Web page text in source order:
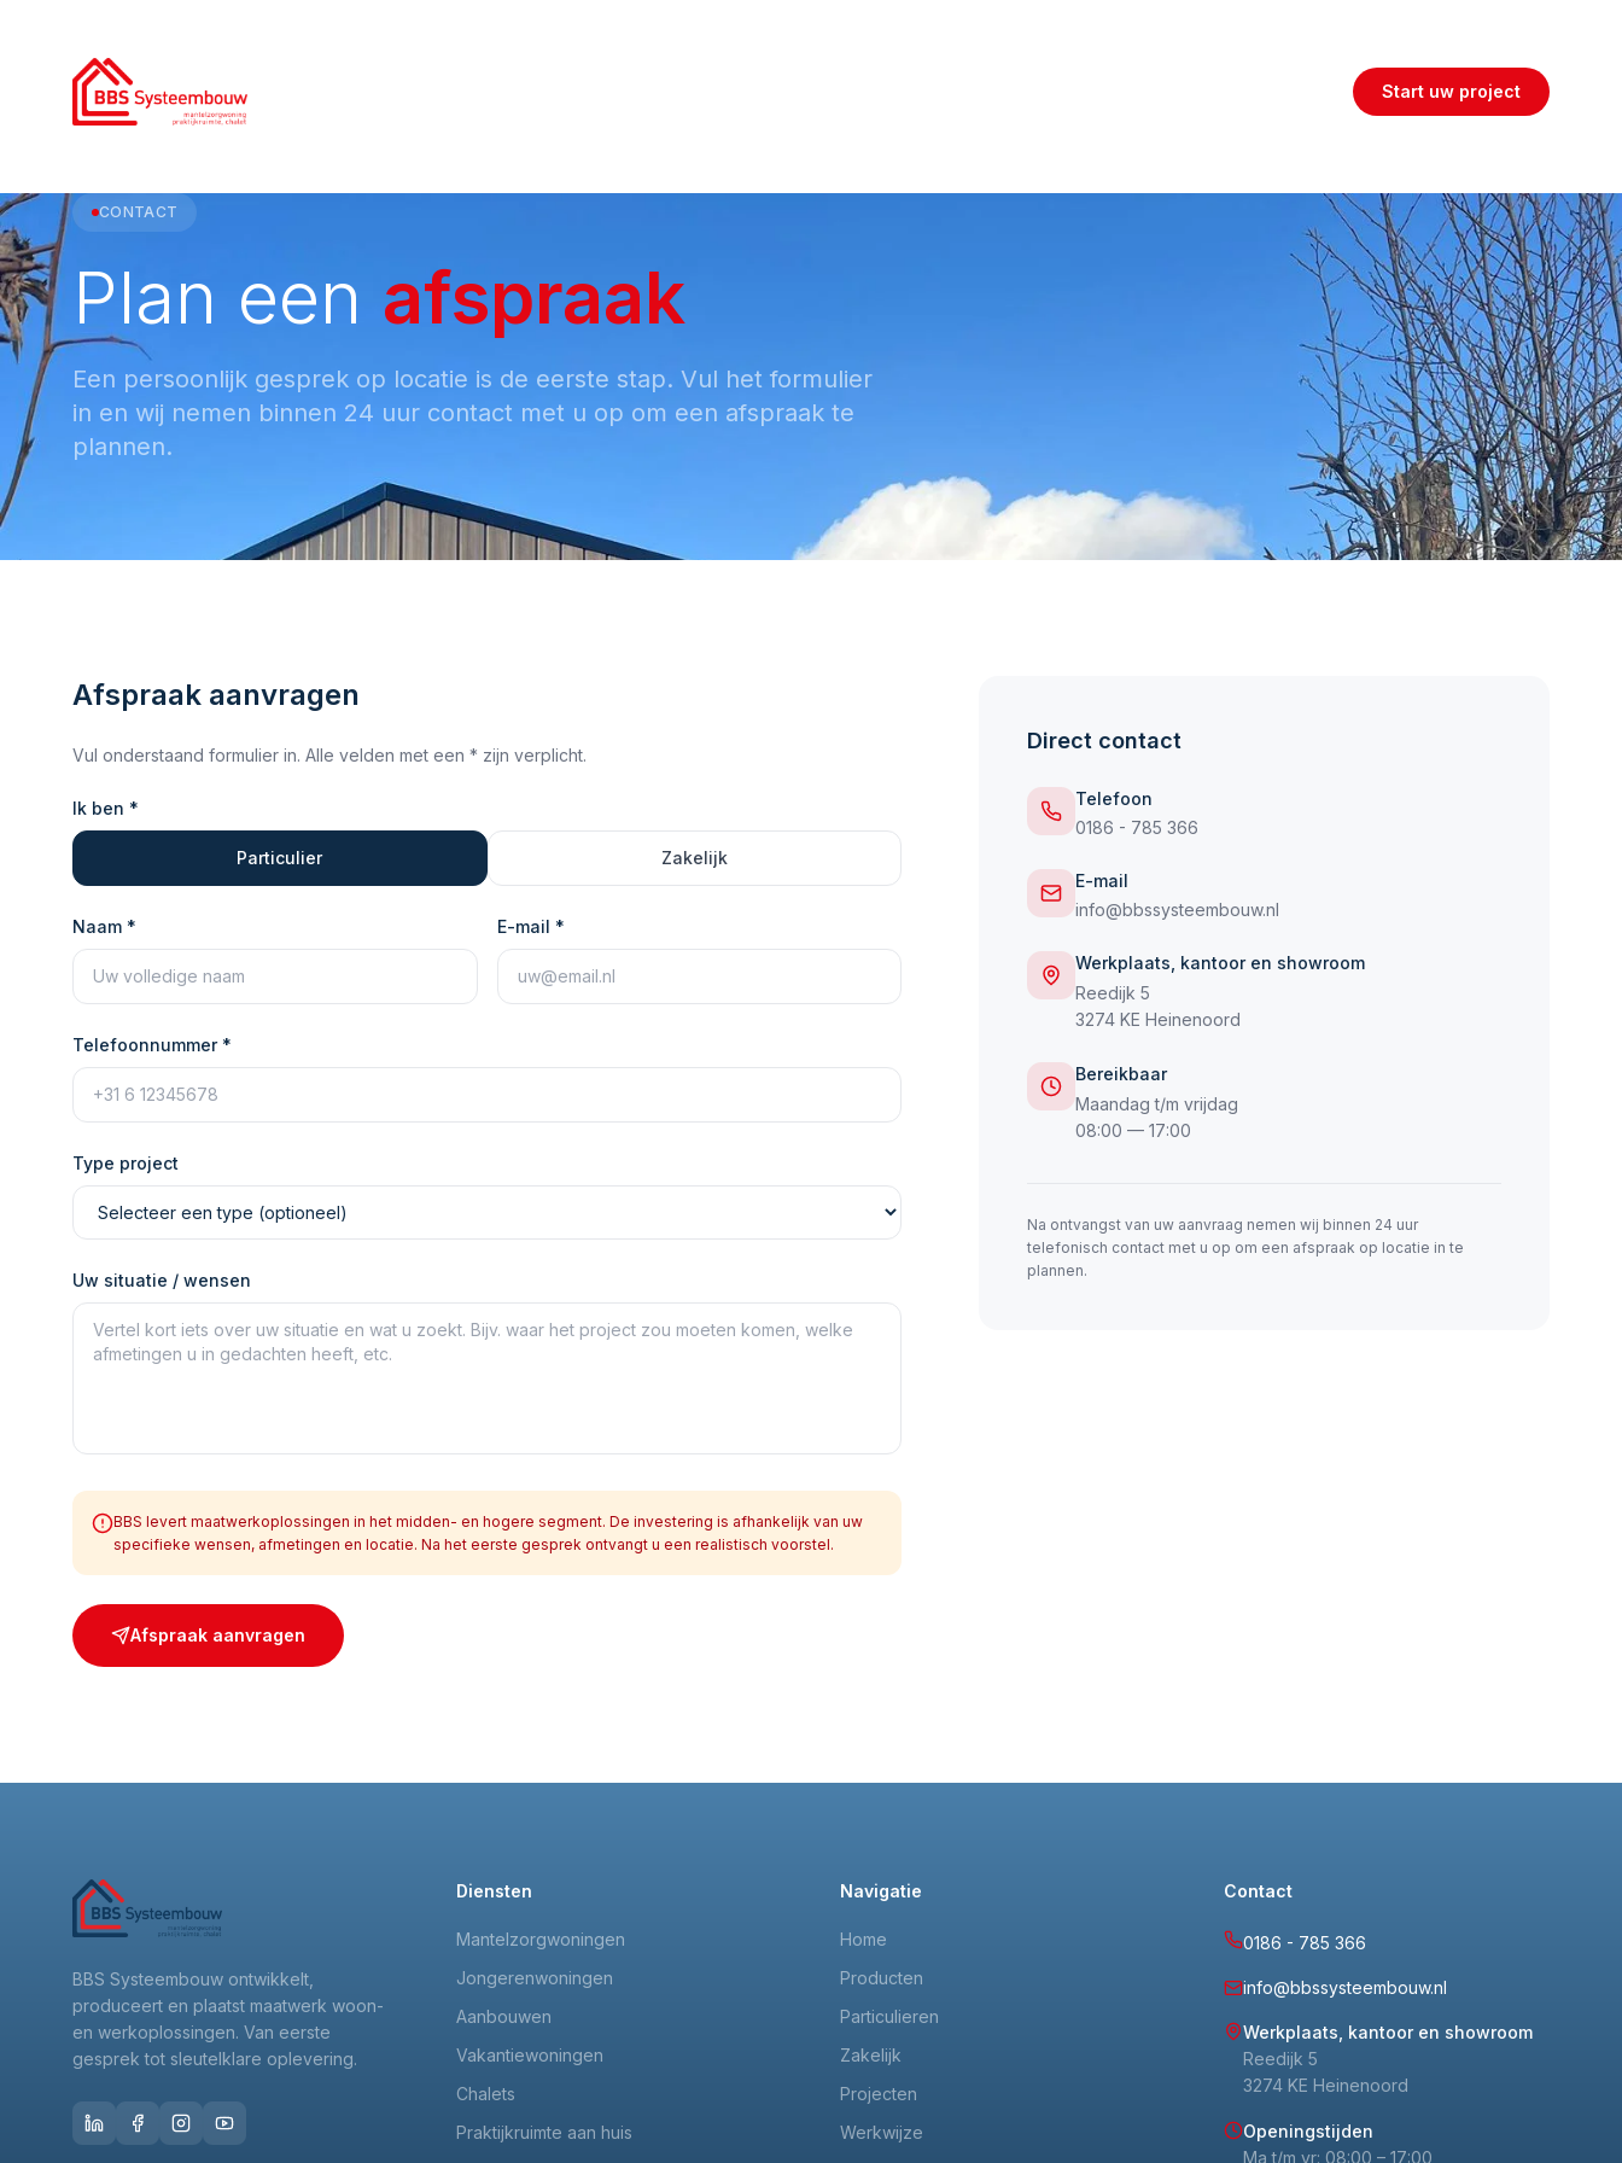
Start uw project
CONTACT
Plan een afspraak
Een persoonlijk gesprek op locatie is de eerste stap. Vul het formulier
in en wij nemen binnen 24 uur contact met u op om een afspraak te
plannen.
Afspraak aanvragen
Vul onderstaand formulier in. Alle velden met een * zijn verplicht.
Ik ben *
Particulier Zakelijk
Naam * E-mail *
Telefoonnummer *
Type project
Uw situatie / wensen
BBS levert maatwerkoplossingen in het midden- en hogere segment. De investering is afhankelijk van uw
specifieke wensen, afmetingen en locatie. Na het eerste gesprek ontvangt u een realistisch voorstel.
Afspraak aanvragen
Direct contact
Telefoon
0186 - 785 366
E-mail
info@bbssysteembouw.nl
Werkplaats, kantoor en showroom
Reedijk 5
3274 KE Heinenoord
Bereikbaar
Maandag t/m vrijdag
08:00 — 17:00
Na ontvangst van uw aanvraag nemen wij binnen 24 uur
telefonisch contact met u op om een afspraak op locatie in te
plannen.
BBS Systeembouw ontwikkelt,
produceert en plaatst maatwerk woon-
en werkoplossingen. Van eerste
gesprek tot sleutelklare oplevering.
Diensten
Mantelzorgwoningen
Jongerenwoningen
Aanbouwen
Vakantiewoningen
Chalets
Praktijkruimte aan huis
Navigatie
Home
Producten
Particulieren
Zakelijk
Projecten
Werkwijze
Contact
0186 - 785 366
info@bbssysteembouw.nl
Werkplaats, kantoor en showroom
Reedijk 5
3274 KE Heinenoord
Openingstijden
Ma t/m vr: 08:00 – 17:00